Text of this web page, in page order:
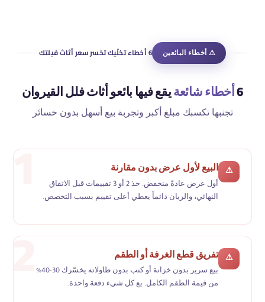
⚠ أخطاء البائعين 6 أخطاء تخلّيك تخسر سعر أثاث فيلتك
6أخطاء شائعةيقع فيها بائعو أثاث فلل القيروان
تجنبها تكسبك مبلغ أكبر وتجربة بيع أسهل بدون خسائر
⚠ البيع لأول عرض بدون مقارنة
أول عرض عادةً منخفض. خذ 2 أو 3 تقييمات قبل الاتفاق
النهائي، والريان دائماً يعطي أعلى تقييم بسبب التخصص.
⚠ تفريق قطع الغرفة أو الطقم
بيع سرير بدون خزانة أو كنب بدون طاولاته يخسّرك 30-40%
من قيمة الطقم الكامل. بع كل شيء دفعة واحدة.